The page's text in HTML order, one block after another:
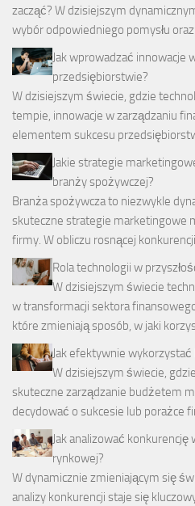
zacząć? W dzisiejszym
wybór odpowiedniego pomysłu
Jak wprowadzać innowacje
przedsiębiorstwie?
W dzisiejszym świecie, gdzie
tempie, innowacje w zarządzaniu
elementem sukcesu
Jakie strategie
branży spożywczej?
Branża spożywcza to niezwykle
skuteczne strategie marketingowe
firmy. W obliczu rosnącej
Rola technologii w
W dzisiejszym świecie
w transformacji sektora
które zmieniają sposób, w jaki
Jak efektywnie
W dzisiejszym świecie,
skuteczne zarządzanie budżetem
decydować o sukcesie lub porażce
Jak analizować
rynkowej?
W dynamicznie zmieniającym się
analizy konkurencji staje się